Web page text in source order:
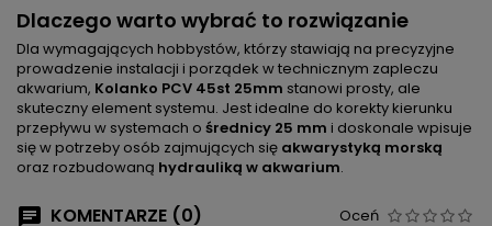
Dlaczego warto wybrać to rozwiązanie
Dla wymagających hobbystów, którzy stawiają na precyzyjne
prowadzenie instalacji i porządek w technicznym zapleczu
akwarium, Kolanko PCV 45st 25mm stanowi prosty, ale
skuteczny element systemu. Jest idealne do korekty kierunku
przepływu w systemach o średnicy 25 mm i doskonale wpisuje
się w potrzeby osób zajmujących się akwarystyką morską
oraz rozbudowaną hydrauliką w akwarium.
KOMENTARZE (0) Oceń